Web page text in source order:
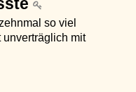
so viel
unverträglich mit